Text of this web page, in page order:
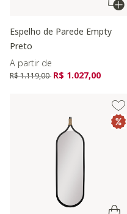
Espelho de Parede Empty
Preto
A partir de
Preço reduzido de
R$ 1.119,00 para
R$ 1.027,00